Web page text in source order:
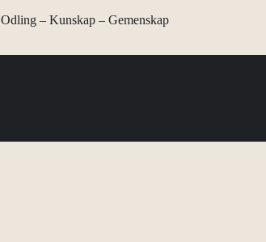
Odling – Kunskap – Gemenskap